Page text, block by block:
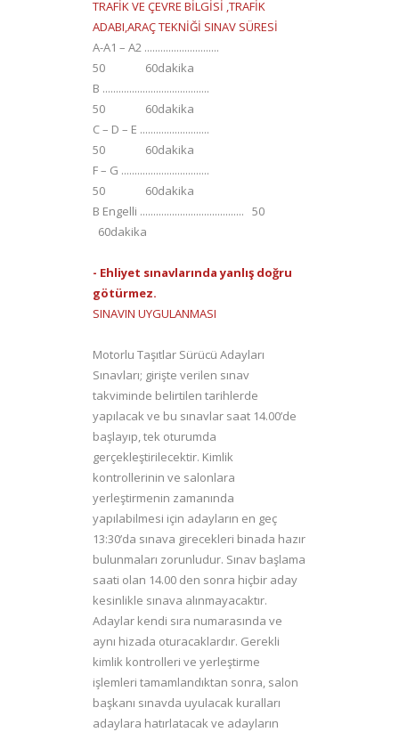
TRAFİK VE ÇEVRE BİLGİSİ ,TRAFİK
ADABI,ARAÇ TEKNİĞİ SINAV SÜRESİ
A-A1 – A2 ............................
50 60dakika
B ........................................
50 60dakika
C – D – E ..........................
50 60dakika
F – G .................................
50 60dakika
B Engelli ....................................... 50
60dakika
- Ehliyet sınavlarında yanlış doğru
götürmez.
SINAVIN UYGULANMASI
Motorlu Taşıtlar Sürücü Adayları
Sınavları; girişte verilen sınav
takviminde belirtilen tarihlerde
yapılacak ve bu sınavlar saat 14.00’de
başlayıp, tek oturumda
gerçekleştirilecektir. Kimlik
kontrollerinin ve salonlara
yerleştirmenin zamanında
yapılabilmesi için adayların en geç
13:30’da sınava girecekleri binada hazır
bulunmaları zorunludur. Sınav başlama
saati olan 14.00 den sonra hiçbir aday
kesinlikle sınava alınmayacaktır.
Adaylar kendi sıra numarasında ve
aynı hizada oturacaklardır. Gerekli
kimlik kontrolleri ve yerleştirme
işlemleri tamamlandıktan sonra, salon
başkanı sınavda uyulacak kuralları
adaylara hatırlatacak ve adayların